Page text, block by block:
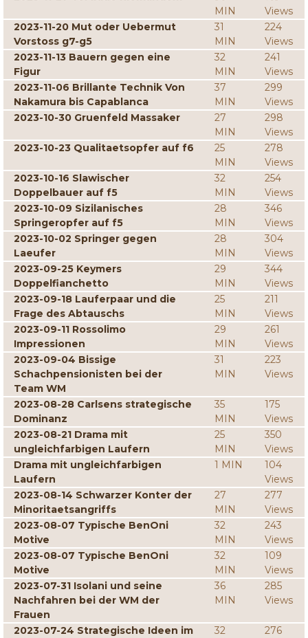
MIN
Views
2023-11-20 Mut oder Uebermut
Vorstoss g7-g5
31
MIN
224
Views
2023-11-13 Bauern gegen eine
Figur
32
MIN
241
Views
2023-11-06 Brillante Technik Von
Nakamura bis Capablanca
37
MIN
299
Views
2023-10-30 Gruenfeld Massaker
27
MIN
298
Views
2023-10-23 Qualitaetsopfer auf f6
25
MIN
278
Views
2023-10-16 Slawischer
Doppelbauer auf f5
32
MIN
254
Views
2023-10-09 Sizilanisches
Springeropfer auf f5
28
MIN
346
Views
2023-10-02 Springer gegen
Laeufer
28
MIN
304
Views
2023-09-25 Keymers
Doppelfianchetto
29
MIN
344
Views
2023-09-18 Lauferpaar und die
Frage des Abtauschs
25
MIN
211
Views
2023-09-11 Rossolimo
Impressionen
29
MIN
261
Views
2023-09-04 Bissige
Schachpensionisten bei der
Team WM
31
MIN
223
Views
2023-08-28 Carlsens strategische
Dominanz
35
MIN
175
Views
2023-08-21 Drama mit
ungleichfarbigen Laufern
25
MIN
350
Views
Drama mit ungleichfarbigen
Laufern
1 MIN
104
Views
2023-08-14 Schwarzer Konter der
Minoritaetsangriffs
27
MIN
277
Views
2023-08-07 Typische BenOni
Motive
32
MIN
243
Views
2023-08-07 Typische BenOni
Motive
32
MIN
109
Views
2023-07-31 Isolani und seine
Nachfahren bei der WM der
Frauen
36
MIN
285
Views
2023-07-24 Strategische Ideen im
32
276